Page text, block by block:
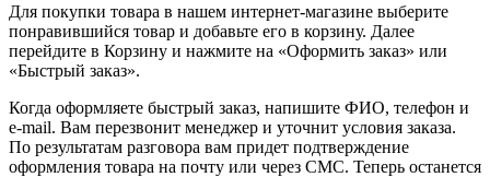
Для покупки товара в нашем интернет-магазине выберите
понравившийся товар и добавьте его в корзину. Далее
перейдите в Корзину и нажмите на «Оформить заказ» или
«Быстрый заказ».
Когда оформляете быстрый заказ, напишите ФИО, телефон и
e-mail. Вам перезвонит менеджер и уточнит условия заказа.
По результатам разговора вам придет подтверждение
оформления товара на почту или через СМС. Теперь останется